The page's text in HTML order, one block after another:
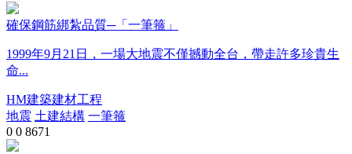
確保鋼筋綁紮品質─「一筆箍」
1999年9月21日，一場大地震不僅撼動全台，帶走許多珍貴生
命...
HM建築建材工程
地震 土建結構 一筆箍
0 0 8671